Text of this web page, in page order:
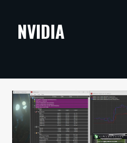
ARTIKKELIT
TECHBBS
TIETOA
HINTA.FI
NVIDIA